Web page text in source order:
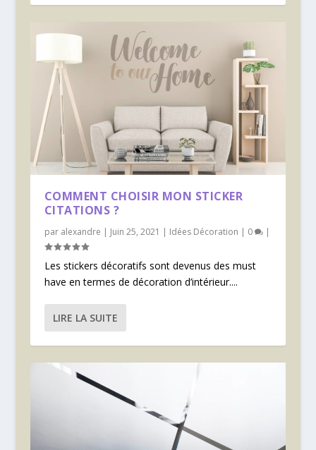
COMMENT CHOISIR MON STICKER
CITATIONS ?
par alexandre | Juin 25, 2021 | Idées Décoration | 0 |
Les stickers décoratifs sont devenus des must
have en termes de décoration d’intérieur....
LIRE LA SUITE